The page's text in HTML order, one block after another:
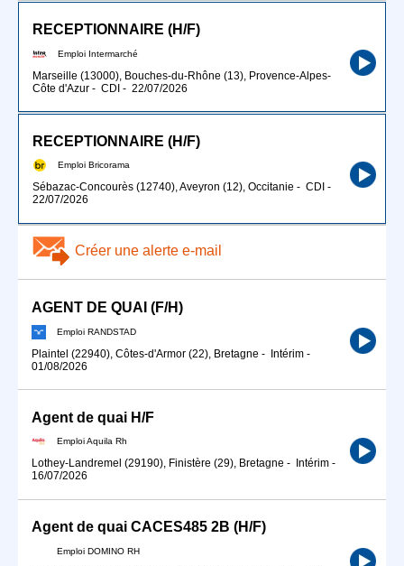
RECEPTIONNAIRE (H/F)
Emploi Intermarché
Marseille (13000), Bouches-du-Rhône (13), Provence-Alpes-
Côte d'Azur - CDI - 22/07/2026
RECEPTIONNAIRE (H/F)
Emploi Bricorama
Sébazac-Concourès (12740), Aveyron (12), Occitanie - CDI -
22/07/2026
Créer une alerte e-mail
AGENT DE QUAI (F/H)
Emploi RANDSTAD
Plaintel (22940), Côtes-d'Armor (22), Bretagne - Intérim -
01/08/2026
Agent de quai H/F
Emploi Aquila Rh
Lothey-Landremel (29190), Finistère (29), Bretagne - Intérim -
16/07/2026
Agent de quai CACES485 2B (H/F)
Emploi DOMINO RH